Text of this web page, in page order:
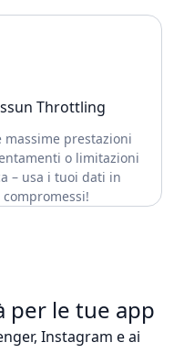
Throttling
massime prestazioni
o limitazioni
– usa i tuoi dati in
per le tue app
Instagram e ai